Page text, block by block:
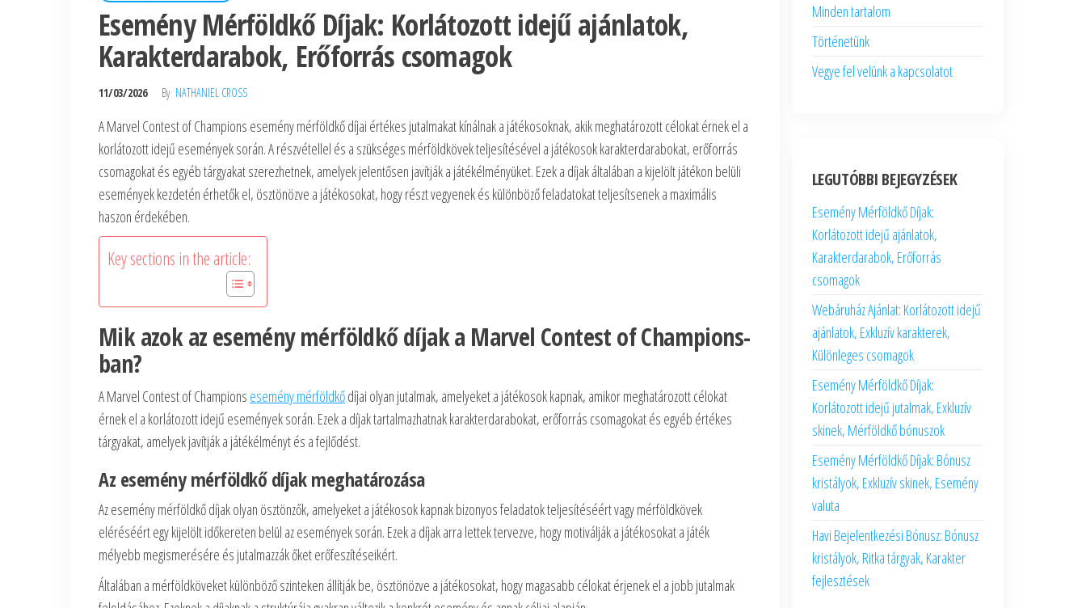
Esemény Mérföldkő Díjak: Korlátozott idejű ajánlatok,
Karakterdarabok, Erőforrás csomagok
11/03/2026 By NATHANIEL CROSS
A Marvel Contest of Champions esemény mérföldkő díjai értékes jutalmakat kínálnak a játékosoknak, akik meghatározott célokat érnek el a
korlátozott idejű események során. A részvétellel és a szükséges mérföldkövek teljesítésével a játékosok karakterdarabokat, erőforrás
csomagokat és egyéb tárgyakat szerezhetnek, amelyek jelentősen javítják a játékélményüket. Ezek a díjak általában a kijelölt játékon belüli
események kezdetén érhetők el, ösztönözve a játékosokat, hogy részt vegyenek és különböző feladatokat teljesítsenek a maximális
haszon érdekében.
Key sections in the article:
Mik azok az esemény mérföldkő díjak a Marvel Contest of Champions-
ban?
A Marvel Contest of Champions esemény mérföldkődíjai olyan jutalmak, amelyeket a játékosok kapnak, amikor meghatározott célokat
érnek el a korlátozott idejű események során. Ezek a díjak tartalmazhatnak karakterdarabokat, erőforrás csomagokat és egyéb értékes
tárgyakat, amelyek javítják a játékélményt és a fejlődést.
Az esemény mérföldkő díjak meghatározása
Az esemény mérföldkő díjak olyan ösztönzők, amelyeket a játékosok kapnak bizonyos feladatok teljesítéséért vagy mérföldkövek
eléréséért egy kijelölt időkereten belül az események során. Ezek a díjak arra lettek tervezve, hogy motiválják a játékosokat a játék
mélyebb megismerésére és jutalmazzák őket erőfeszítéseikért.
Általában a mérföldköveket különböző szinteken állítják be, ösztönözve a játékosokat, hogy magasabb célokat érjenek el a jobb jutalmak
Minden tartalom
Történetünk
Vegye fel velünk a kapcsolatot
LEGUTÓBBI BEJEGYZÉSEK
Esemény Mérföldkő Díjak:
Korlátozott idejű ajánlatok,
Karakterdarabok, Erőforrás
csomagok
Webáruház Ajánlat: Korlátozott idejű
ajánlatok, Exkluzív karakterek,
Különleges csomagok
Esemény Mérföldkő Díjak:
Korlátozott idejű jutalmak, Exkluzív
skinek, Mérföldkő bónuszok
Esemény Mérföldkő Díjak: Bónusz
kristályok, Exkluzív skinek, Esemény
valuta
Havi Bejelentkezési Bónusz: Bónusz
kristályok, Ritka tárgyak, Karakter
fejlesztések